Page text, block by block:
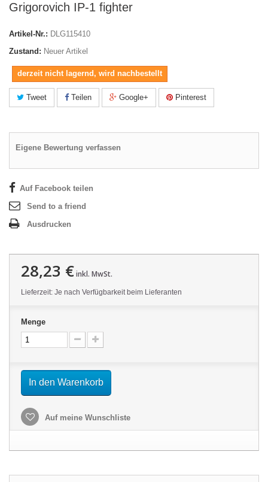
Grigorovich IP-1 fighter
Artikel-Nr.: DLG115410
Zustand: Neuer Artikel
derzeit nicht lagernd, wird nachbestellt
Tweet Teilen Google+ Pinterest
Eigene Bewertung verfassen
Auf Facebook teilen
Send to a friend
Ausdrucken
28,23 €inkl. MwSt.
Lieferzeit: Je nach Verfügbarkeit beim Lieferanten
Menge
In den Warenkorb
Auf meine Wunschliste